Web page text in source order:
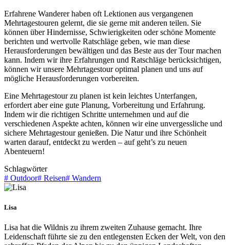
Erfahrene Wanderer haben oft Lektionen aus vergangenen
Mehrtagestouren gelernt, die sie gerne mit anderen teilen. Sie
können über Hindernisse, Schwierigkeiten oder schöne Momente
berichten und wertvolle Ratschläge geben, wie man diese
Herausforderungen bewältigen und das Beste aus der Tour machen
kann. Indem wir ihre Erfahrungen und Ratschläge berücksichtigen,
können wir unsere Mehrtagestour optimal planen und uns auf
mögliche Herausforderungen vorbereiten.
Eine Mehrtagestour zu planen ist kein leichtes Unterfangen,
erfordert aber eine gute Planung, Vorbereitung und Erfahrung.
Indem wir die richtigen Schritte unternehmen und auf die
verschiedenen Aspekte achten, können wir eine unvergessliche und
sichere Mehrtagestour genießen. Die Natur und ihre Schönheit
warten darauf, entdeckt zu werden – auf geht’s zu neuen
Abenteuern!
Schlagwörter
# Outdoor# Reisen# Wandern
Lisa
Lisa hat die Wildnis zu ihrem zweiten Zuhause gemacht. Ihre
Leidenschaft führte sie zu den entlegensten Ecken der Welt, von den